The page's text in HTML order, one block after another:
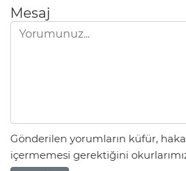
Mesaj
Gönderilen yorumların küfür,
içermemesi gerektiğini